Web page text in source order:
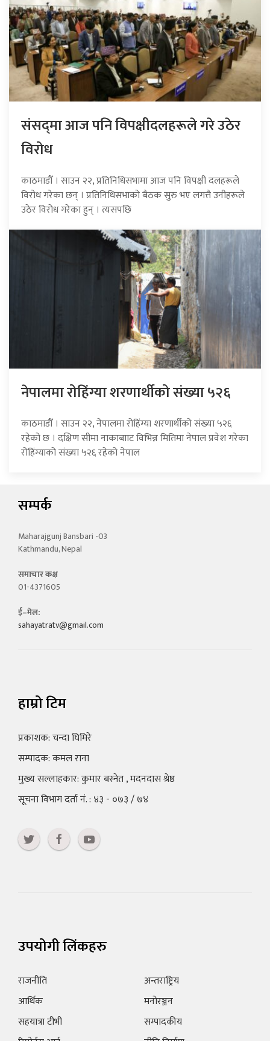
संसद्‍मा आज पनि विपक्षीदलहरूले गरे उठेर
विरोध
काठमाडौँ । साउन २२, प्रतिनिधिसभामा आज पनि विपक्षी दलहरूले
विरोध गरेका छन् । प्रतिनिधिसभाको बैठक सुरु भए लगत्तै उनीहरूले
उठेर विरोध गरेका हुन् । त्यसपछि
नेपालमा रोहिंग्या शरणार्थीको संख्या ५२६
काठमाडौँ । साउन २२, नेपालमा रोहिंग्या शरणार्थीको संख्या ५२६
रहेको छ । दक्षिण सीमा नाकाबााट विभिन्न मितिमा नेपाल प्रवेश गरेका
रोहिंग्याको संख्या ५२६ रहेको नेपाल
सम्पर्क
Maharajgunj Bansbari -03
Kathmandu, Nepal
समाचार कक्ष
01-4371605
ई–मेल:
sahayatratv@gmail.com
हाम्रो टिम
प्रकाशक: चन्दा घिमिरे
सम्पादक: कमल राना
मुख्य सल्लाहकार: कुमार बस्नेत , मदनदास श्रेष्ठ
सूचना विभाग दर्ता नं. : ४३ - ०७३ / ७४
उपयोगी लिंकहरु
राजनीति
आर्थिक
सहयात्रा टीभी
अन्तराष्ट्रिय
मनोरञ्जन
सम्पादकीय